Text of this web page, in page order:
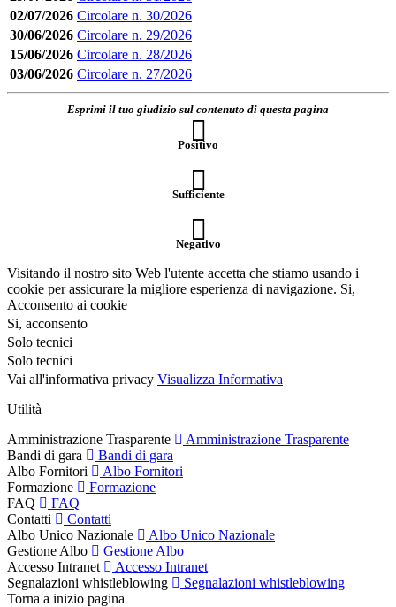
02/07/2026 Circolare n. 30/2026
30/06/2026 Circolare n. 29/2026
15/06/2026 Circolare n. 28/2026
03/06/2026 Circolare n. 27/2026
Esprimi il tuo giudizio sul contenuto di questa pagina
Positivo
Sufficiente
Negativo
Visitando il nostro sito Web l'utente accetta che stiamo usando i
cookie per assicurare la migliore esperienza di navigazione. Si,
Acconsento ai cookie
Si, acconsento
Solo tecnici
Solo tecnici
Vai all'informativa privacy Visualizza Informativa
Utilità
Amministrazione Trasparente
Amministrazione Trasparente
Bandi di gara
Bandi di gara
Albo Fornitori
Albo Fornitori
Formazione
Formazione
FAQ
FAQ
Contatti
Contatti
Albo Unico Nazionale
Albo Unico Nazionale
Gestione Albo
Gestione Albo
Accesso Intranet
Accesso Intranet
Segnalazioni whistleblowing
Segnalazioni whistleblowing
Torna a inizio pagina